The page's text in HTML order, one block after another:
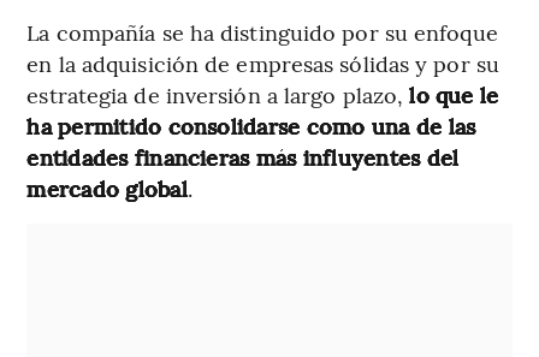
La compañía se ha distinguido por su enfoque
en la adquisición de empresas sólidas y por su
estrategia de inversión a largo plazo,lo que le
ha permitido consolidarse como una de las
entidades financieras más influyentes del
mercado global.